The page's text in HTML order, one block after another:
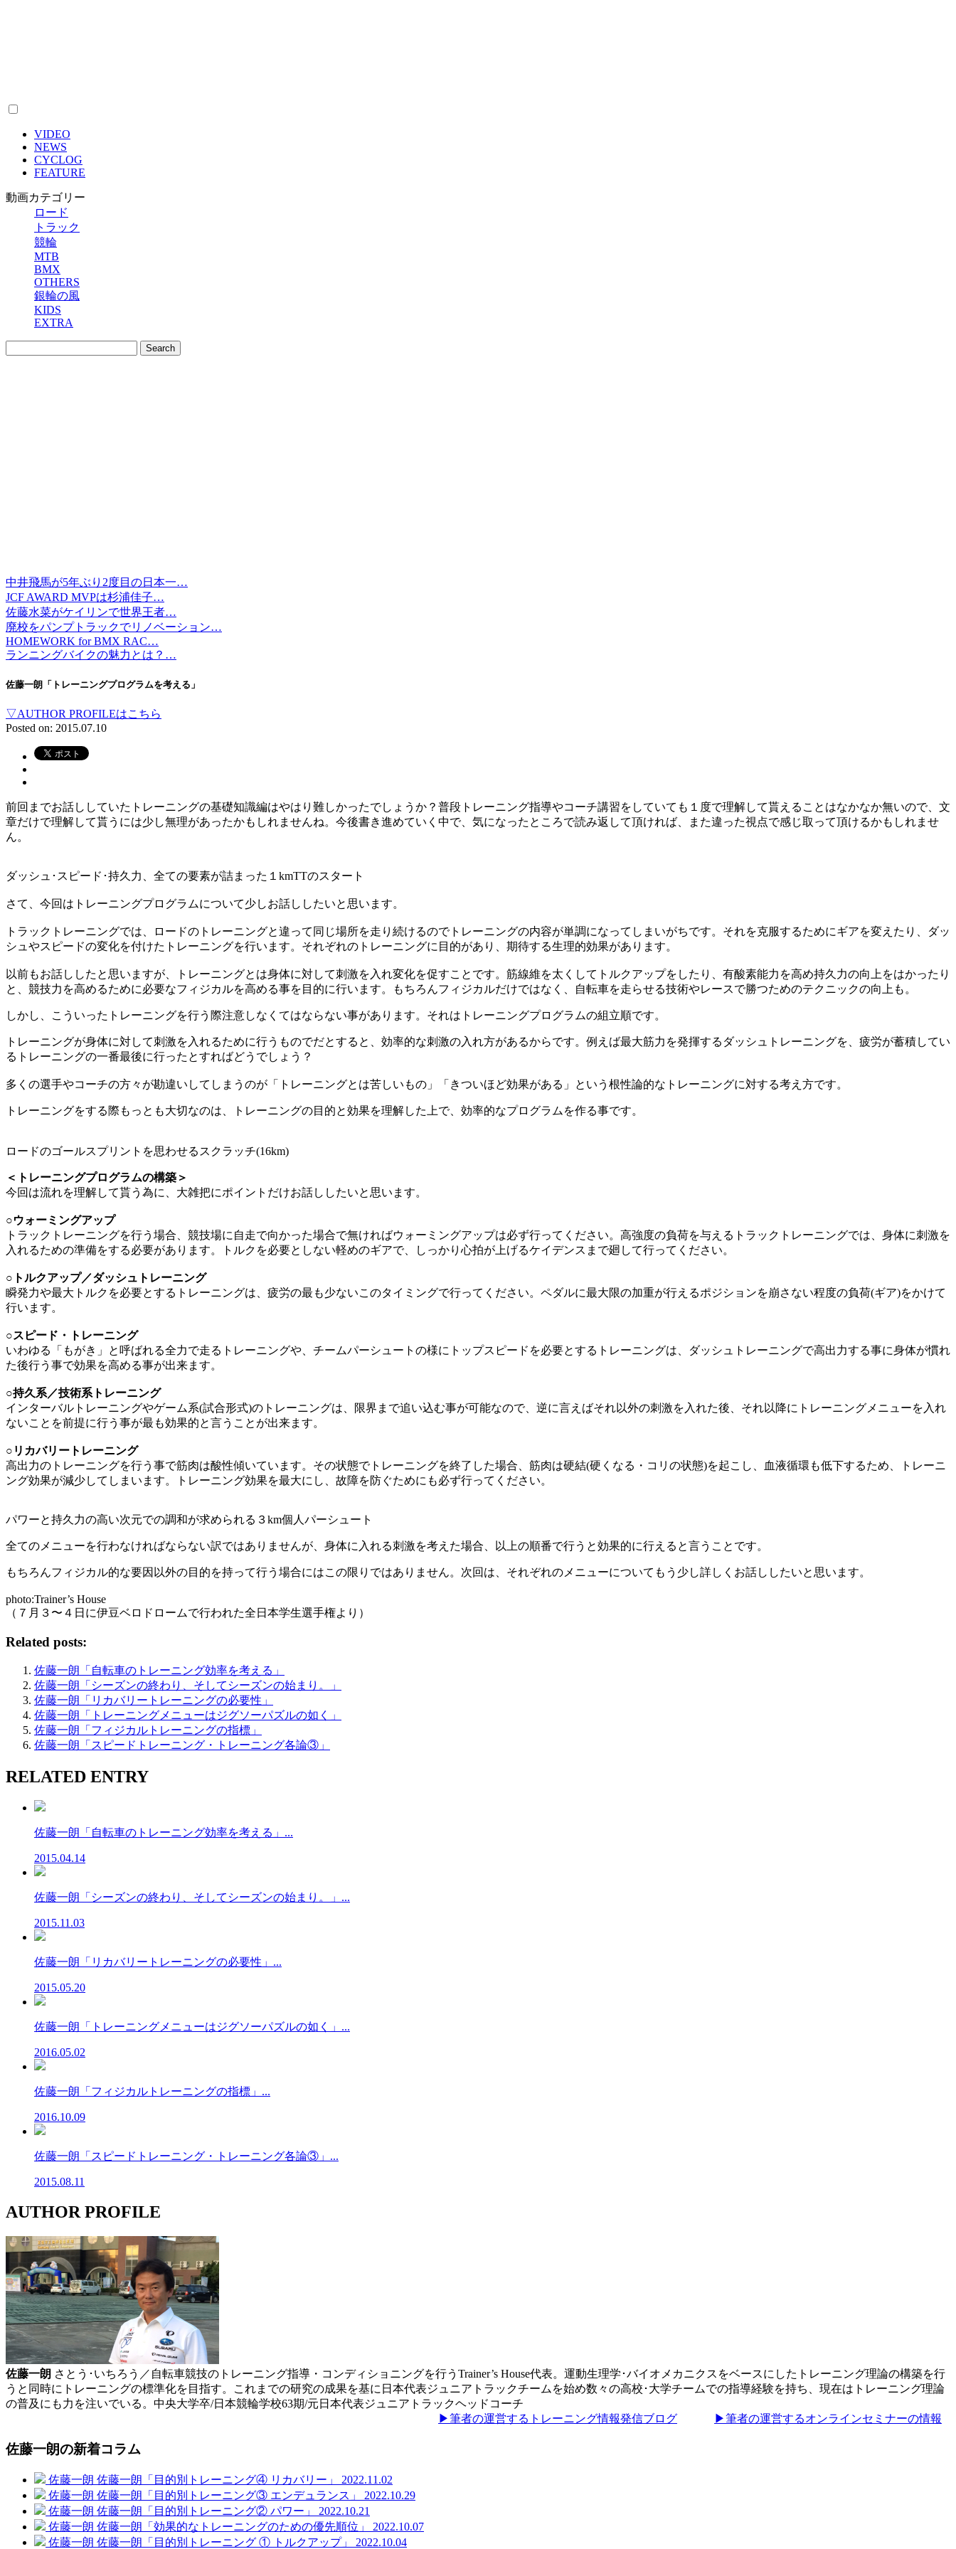
VIDEO
NEWS
CYCLOG
FEATURE
動画カテゴリー
ロード
トラック
競輪
MTB
BMX
OTHERS
銀輪の風
KIDS
EXTRA
中井飛馬が5年ぶり2度目の日本一…
JCF AWARD MVPは杉浦佳子…
佐藤水菜がケイリンで世界王者…
廃校をパンプトラックでリノベーション…
HOMEWORK for BMX RAC…
ランニングバイクの魅力とは？…
佐藤一朗「トレーニングプログラムを考える」
▽AUTHOR PROFILEはこちら
Posted on: 2015.07.10
前回までお話ししていたトレーニングの基礎知識編はやはり難しかったでしょうか？普段トレーニング指導やコーチ講習をしていても１度で理解して貰えることはなかなか無いので、文
章だけで理解して貰うには少し無理があったかもしれませんね。今後書き進めていく中で、気になったところで読み返して頂ければ、また違った視点で感じ取って頂けるかもしれませ
ん。
ダッシュ･スピード･持久力、全ての要素が詰まった１kmTTのスタート
さて、今回はトレーニングプログラムについて少しお話ししたいと思います。
トラックトレーニングでは、ロードのトレーニングと違って同じ場所を走り続けるのでトレーニングの内容が単調になってしまいがちです。それを克服するためにギアを変えたり、ダッ
シュやスピードの変化を付けたトレーニングを行います。それぞれのトレーニングに目的があり、期待する生理的効果があります。
以前もお話ししたと思いますが、トレーニングとは身体に対して刺激を入れ変化を促すことです。筋線維を太くしてトルクアップをしたり、有酸素能力を高め持久力の向上をはかったり
と、競技力を高めるために必要なフィジカルを高める事を目的に行います。もちろんフィジカルだけではなく、自転車を走らせる技術やレースで勝つためのテクニックの向上も。
しかし、こういったトレーニングを行う際注意しなくてはならない事があります。それはトレーニングプログラムの組立順です。
トレーニングが身体に対して刺激を入れるために行うものでだとすると、効率的な刺激の入れ方があるからです。例えば最大筋力を発揮するダッシュトレーニングを、疲労が蓄積してい
るトレーニングの一番最後に行ったとすればどうでしょう？
多くの選手やコーチの方々が勘違いしてしまうのが「トレーニングとは苦しいもの」「きついほど効果がある」という根性論的なトレーニングに対する考え方です。
トレーニングをする際もっとも大切なのは、トレーニングの目的と効果を理解した上で、効率的なプログラムを作る事です。
ロードのゴールスプリントを思わせるスクラッチ(16km)
＜トレーニングプログラムの構築＞
今回は流れを理解して貰う為に、大雑把にポイントだけお話ししたいと思います。
○ウォーミングアップ
トラックトレーニングを行う場合、競技場に自走で向かった場合で無ければウォーミングアップは必ず行ってください。高強度の負荷を与えるトラックトレーニングでは、身体に刺激を
入れるための準備をする必要があります。トルクを必要としない軽めのギアで、しっかり心拍が上げるケイデンスまで廻して行ってください。
○トルクアップ／ダッシュトレーニング
瞬発力や最大トルクを必要とするトレーニングは、疲労の最も少ないこのタイミングで行ってください。ペダルに最大限の加重が行えるポジションを崩さない程度の負荷(ギア)をかけて
行います。
○スピード・トレーニング
いわゆる「もがき」と呼ばれる全力で走るトレーニングや、チームパーシュートの様にトップスピードを必要とするトレーニングは、ダッシュトレーニングで高出力する事に身体が慣れ
た後行う事で効果を高める事が出来ます。
○持久系／技術系トレーニング
インターバルトレーニングやゲーム系(試合形式)のトレーニングは、限界まで追い込む事が可能なので、逆に言えばそれ以外の刺激を入れた後、それ以降にトレーニングメニューを入れ
ないことを前提に行う事が最も効果的と言うことが出来ます。
○リカバリートレーニング
高出力のトレーニングを行う事で筋肉は酸性傾いています。その状態でトレーニングを終了した場合、筋肉は硬結(硬くなる・コリの状態)を起こし、血液循環も低下するため、トレーニ
ング効果が減少してしまいます。トレーニング効果を最大にし、故障を防ぐためにも必ず行ってください。
パワーと持久力の高い次元での調和が求められる３km個人パーシュート
全てのメニューを行わなければならない訳ではありませんが、身体に入れる刺激を考えた場合、以上の順番で行うと効果的に行えると言うことです。
もちろんフィジカル的な要因以外の目的を持って行う場合にはこの限りではありません。次回は、それぞれのメニューについてもう少し詳しくお話ししたいと思います。
photo:Trainer’s House
（７月３〜４日に伊豆ベロドロームで行われた全日本学生選手権より）
Related posts:
佐藤一朗「自転車のトレーニング効率を考える」
佐藤一朗「シーズンの終わり、そしてシーズンの始まり。」
佐藤一朗「リカバリートレーニングの必要性」
佐藤一朗「トレーニングメニューはジグソーパズルの如く」
佐藤一朗「フィジカルトレーニングの指標」
佐藤一朗「スピードトレーニング・トレーニング各論③」
RELATED ENTRY
佐藤一朗「自転車のトレーニング効率を考える」...
2015.04.14
佐藤一朗「シーズンの終わり、そしてシーズンの始まり。」...
2015.11.03
佐藤一朗「リカバリートレーニングの必要性」...
2015.05.20
佐藤一朗「トレーニングメニューはジグソーパズルの如く」...
2016.05.02
佐藤一朗「フィジカルトレーニングの指標」...
2016.10.09
佐藤一朗「スピードトレーニング・トレーニング各論③」...
2015.08.11
AUTHOR PROFILE
佐藤一朗 さとう･いちろう／自転車競技のトレーニング指導・コンディショニングを行うTrainer’s House代表。運動生理学･バイオメカニクスをベースにしたトレーニング理論の構築を行
うと同時にトレーニングの標準化を目指す。これまでの研究の成果を基に日本代表ジュニアトラックチームを始め数々の高校･大学チームでの指導経験を持ち、現在はトレーニング理論
の普及にも力を注いでいる。中央大学卒/日本競輪学校63期/元日本代表ジュニアトラックヘッドコーチ
▶筆者の運営するトレーニング情報発信ブログ
▶筆者の運営するオンラインセミナーの情報
佐藤一朗の新着コラム
佐藤一朗 佐藤一朗「目的別トレーニング④ リカバリー」
2022.11.02
佐藤一朗 佐藤一朗「目的別トレーニング③ エンデュランス」
2022.10.29
佐藤一朗 佐藤一朗「目的別トレーニング② パワー」
2022.10.21
佐藤一朗 佐藤一朗「効果的なトレーニングのための優先順位」
2022.10.07
佐藤一朗 佐藤一朗「目的別トレーニング ① トルクアップ」 2022.10.04